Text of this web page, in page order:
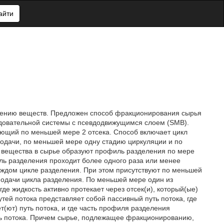
веществ. Предложен способ фракционирования сырья
системы с псевдодвижущимся слоем (SMB).
по меньшей мере 2 отсека. Способ включает цикл
по меньшей мере одну стадию циркуляции и по
в сырье образуют профиль разделения по мере
разделения проходит более одного раза или менее
цикле разделения. При этом присутствуют по меньшей
цикла разделения. По меньшей мере один из
жидкость активно протекает через отсек(и), который(ые)
потока представляет собой пассивный путь потока, где
путь потока, и где часть профиля разделения
потока. Причем сырье, подлежащее фракционированию,